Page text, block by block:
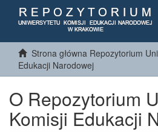
Strona główna Repozytorium
Edukacji Narodowej
O Repozytorium
Komisji Edukacji